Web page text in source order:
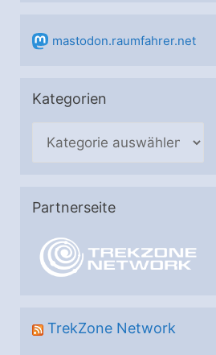
mastodon.raumfahrer.net
Kategorien
e
e
Partnerseite
TrekZone Network